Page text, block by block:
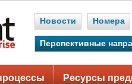
Новости Номера
Перспективные
Ресурсы